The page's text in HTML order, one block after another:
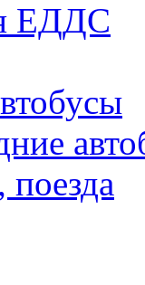
ЕДДС
поезда